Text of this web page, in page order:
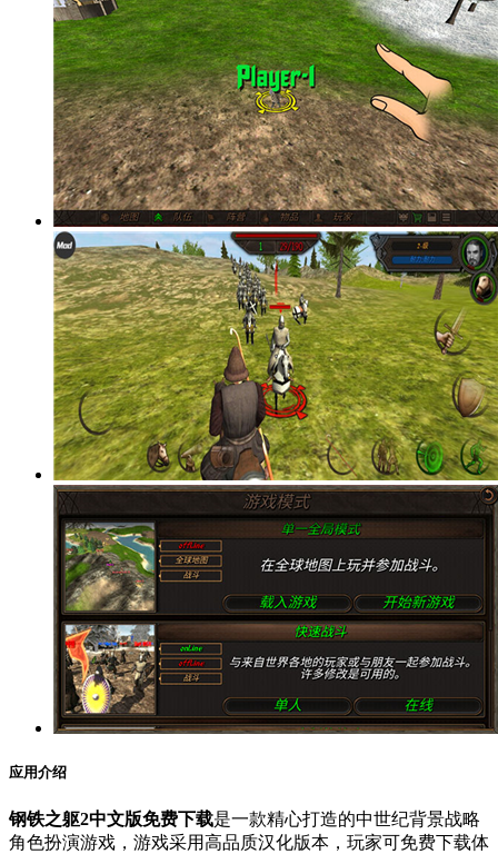
应用介绍
钢铁之躯2中文版免费下载是一款精心打造的中世纪背景战略
角色扮演游戏，游戏采用高品质汉化版本，玩家可免费下载体